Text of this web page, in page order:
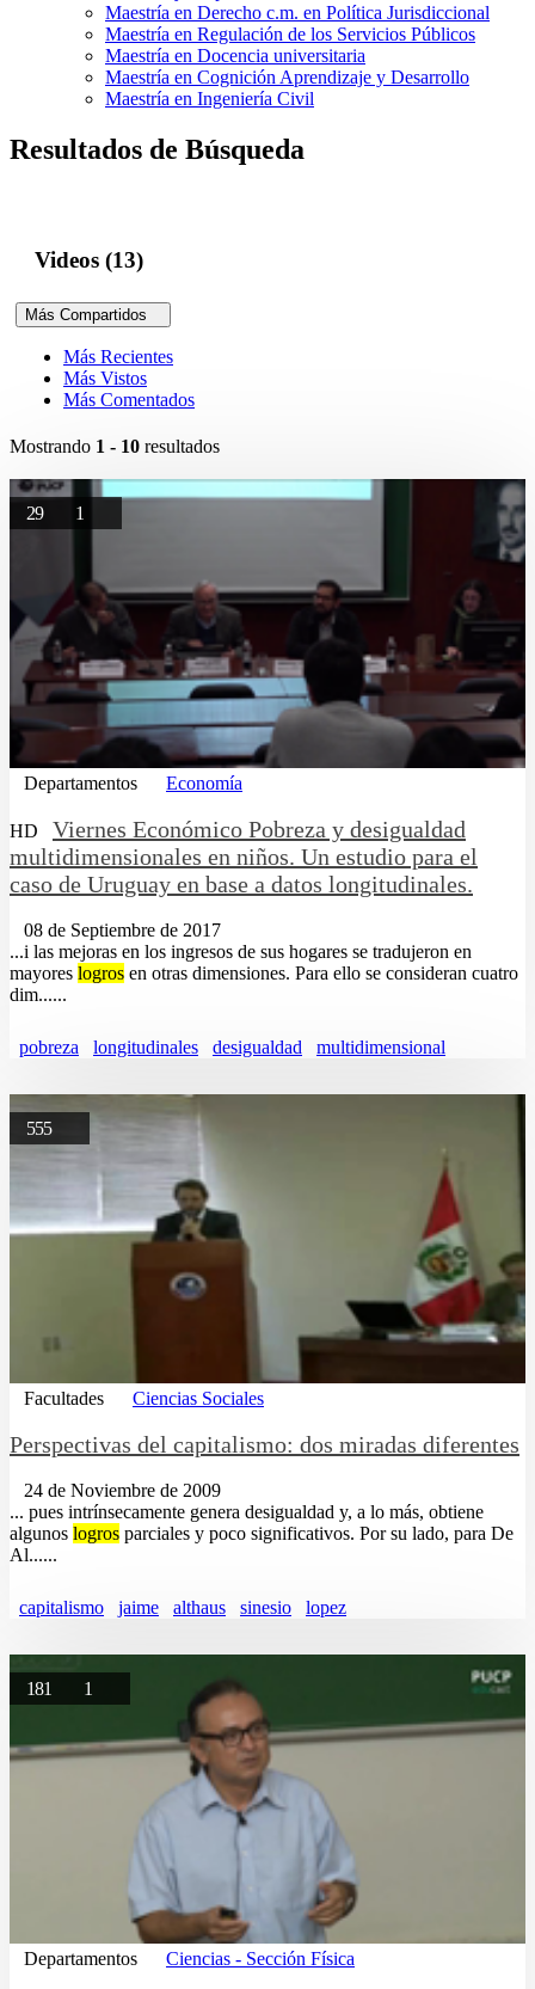
Maestría en Derecho c.m. en Política Jurisdiccional
Maestría en Regulación de los Servicios Públicos
Maestría en Docencia universitaria
Maestría en Cognición Aprendizaje y Desarrollo
Maestría en Ingeniería Civil
Resultados de Búsqueda
Videos (13)
Más Compartidos
Más Recientes
Más Vistos
Más Comentados
Mostrando 1 - 10 resultados
29 1
Departamentos Economía
HD
Viernes Económico Pobreza y desigualdad
multidimensionales en niños. Un estudio para el
caso de Uruguay en base a datos longitudinales.
08 de Septiembre de 2017
...i las mejoras en los ingresos de sus hogares se tradujeron en
mayores logros en otras dimensiones. Para ello se consideran cuatro
dim......
pobreza longitudinales desigualdad multidimensional
555
Facultades Ciencias Sociales
Perspectivas del capitalismo: dos miradas diferentes
24 de Noviembre de 2009
... pues intrínsecamente genera desigualdad y, a lo más, obtiene
algunos logros parciales y poco significativos. Por su lado, para De
Al......
capitalismo jaime althaus sinesio lopez
181 1
Departamentos Ciencias - Sección Física